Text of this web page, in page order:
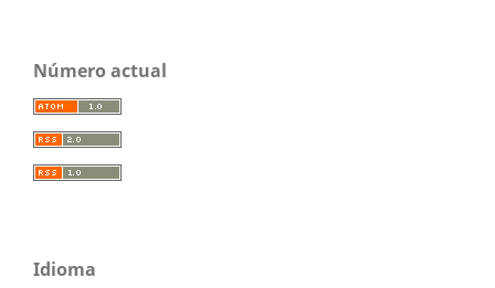
Número actual
Idioma